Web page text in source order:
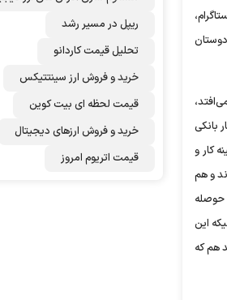
بانکی
کار و
شده‌اند و هم
حوصله
این
هم که
ریپل در مسیر رشد
تحلیل قیمت کاردانو
خرید و فروش ارز سینتتیکس
قیمت لحظه ای بیت کوین
خرید و فروش ارزهای دیجیتال
قیمت اتریوم امروز